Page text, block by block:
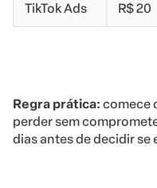
TikTok Ads R$ 20
Regra prática: comece
perder sem
dias antes de decidir se